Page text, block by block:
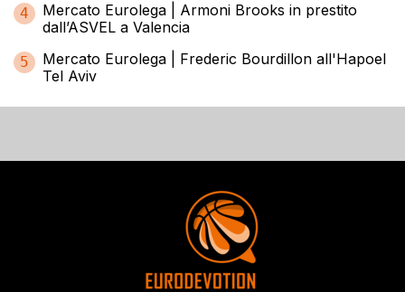
4
Mercato Eurolega | Armoni Brooks in prestito
dall’ASVEL a Valencia
5
Mercato Eurolega | Frederic Bourdillon all'Hapoel
Tel Aviv